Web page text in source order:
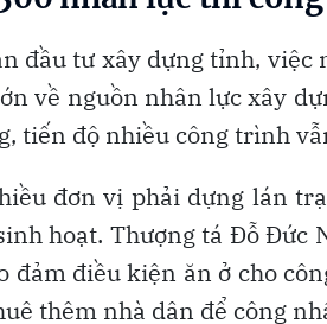
đầu tư xây dựng tỉnh,
về nguồn nhân lực xây
tiến độ nhiều công trình
đơn vị phải dựng lán
hoạt. Thượng tá Đỗ Đức
đảm điều kiện ăn ở cho
thêm nhà dân để công